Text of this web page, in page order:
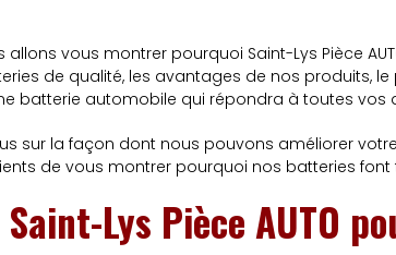
allons vous montrer pourquoi Saint-Lys Pièce
de qualité, les avantages de nos produits,
batterie automobile qui répondra à toutes vos
sur la façon dont nous pouvons améliorer
de vous montrer pourquoi nos batteries font
Lys Pièce AUTO